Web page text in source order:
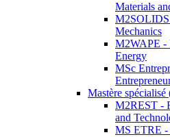
Materials
Mechanics
M2WAPE -
Energy
MSc
Mastère spécialisé
M2REST -
and
MS ETRE -